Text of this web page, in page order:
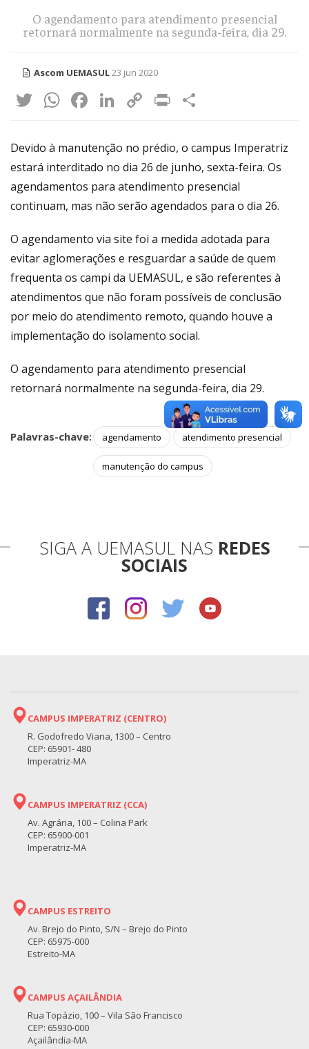
O agendamento para atendimento presencial
retornará normalmente na segunda-feira, dia 29.
Ascom UEMASUL 23 jun 2020
Twitter
WhatsApp
Facebook
LinkedIn
CopyPrint
Devido à manutenção no prédio, o campus Imperatriz
estará interditado no dia 26 de junho, sexta-feira. Os
agendamentos para atendimento presencial
continuam, mas não serão agendados para o dia 26.
O agendamento via site foi a medida adotada para
evitar aglomerações e resguardar a saúde de quem
frequenta os campi da UEMASUL, e são referentes à
atendimentos que não foram possíveis de conclusão
por meio do atendimento remoto, quando houve a
implementação do isolamento social.
O agendamento para atendimento presencial
retornará normalmente na segunda-feira, dia 29.
Palavras-chave: agendamento atendimento presencial
manutenção do campus
SIGA A UEMASUL NAS REDES
SOCIAIS
CAMPUS IMPERATRIZ (CENTRO)
R. Godofredo Viana, 1300 – Centro
CEP: 65901- 480
Imperatriz-MA
CAMPUS IMPERATRIZ (CCA)
Av. Agrária, 100 – Colina Park
CEP: 65900-001
Imperatriz-MA
CAMPUS ESTREITO
Av. Brejo do Pinto, S/N – Brejo do Pinto
CEP: 65975-000
Estreito-MA
CAMPUS AÇAILÂNDIA
Rua Topázio, 100 – Vila São Francisco
CEP: 65930-000
Açailândia-MA